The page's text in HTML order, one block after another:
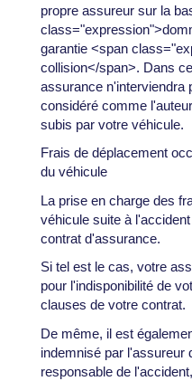
propre assureur sur la
garantie <span
collision</span>. Dans
assurance n'interviendra
considéré comme
subis par votre véhicule.
Frais de déplacement
du véhicule
La prise en charge des
véhicule suite à
contrat d'assurance.
Si tel est le cas, votre
pour l'indisponibilité de
clauses de votre contrat.
De même, il est
indemnisé par l'assureur
responsable de